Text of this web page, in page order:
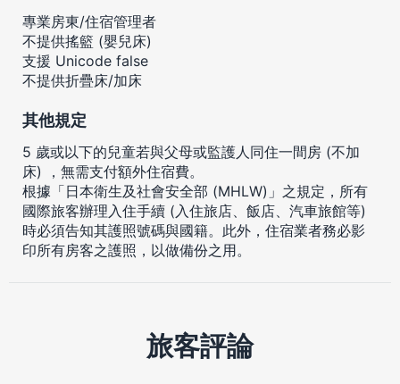
專業房東/住宿管理者
不提供搖籃 (嬰兒床)
支援 Unicode false
不提供折疊床/加床
其他規定
5 歲或以下的兒童若與父母或監護人同住一間房 (不加
床) ，無需支付額外住宿費。
根據「日本衛生及社會安全部 (MHLW)」之規定，所有
國際旅客辦理入住手續 (入住旅店、飯店、汽車旅館等)
時必須告知其護照號碼與國籍。此外，住宿業者務必影
印所有房客之護照，以做備份之用。
旅客評論